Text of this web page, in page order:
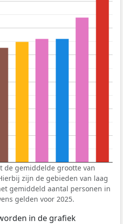
de gemiddelde grootte van
zijn de gebieden van laag
gemiddeld aantal personen in
gelden voor 2025.
in de grafiek